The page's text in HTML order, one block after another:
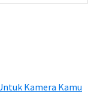
Kamera Kamu